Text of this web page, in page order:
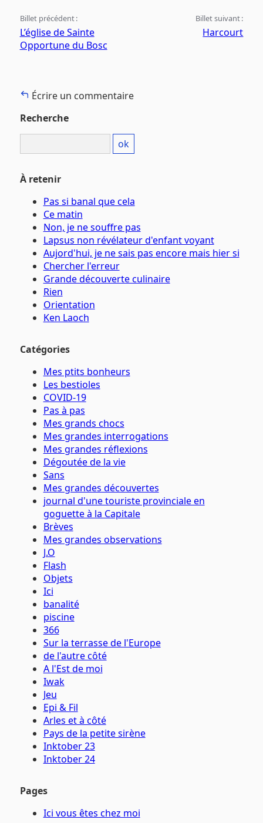
Billet précédent :
L’église de Sainte
Opportune du Bosc
Billet suivant :
Harcourt
Écrire un commentaire
Recherche
À retenir
Pas si banal que cela
Ce matin
Non, je ne souffre pas
Lapsus non révélateur d'enfant voyant
Aujord'hui, je ne sais pas encore mais hier si
Chercher l'erreur
Grande découverte culinaire
Rien
Orientation
Ken Laoch
Catégories
Mes ptits bonheurs
Les bestioles
COVID-19
Pas à pas
Mes grands chocs
Mes grandes interrogations
Mes grandes réflexions
Dégoutée de la vie
Sans
Mes grandes découvertes
journal d'une touriste provinciale en
goguette à la Capitale
Brèves
Mes grandes observations
J.O
Flash
Objets
Ici
banalité
piscine
366
Sur la terrasse de l'Europe
de l'autre côté
A l'Est de moi
Iwak
Jeu
Epi & Fil
Arles et à côté
Pays de la petite sirène
Inktober 23
Inktober 24
Pages
Ici vous êtes chez moi